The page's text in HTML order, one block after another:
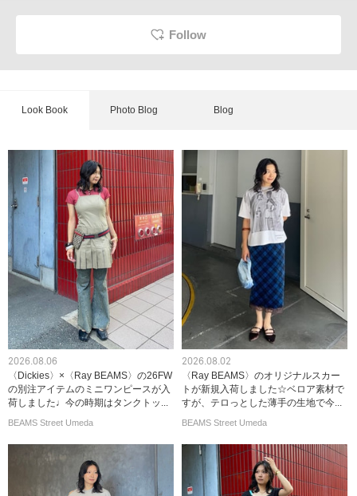
Follow
Look Book Photo Blog Blog
2026.08.06
〈Dickies〉×〈Ray BEAMS〉の26FW
の別注アイテムのミニワンピースが入
荷しました♩今の時期はタンクトッ...
BEAMS Street Umeda
2026.08.02
〈Ray BEAMS〉のオリジナルスカー
トが新規入荷しました☆ベロア素材で
すが、テロっとした薄手の生地で今...
BEAMS Street Umeda